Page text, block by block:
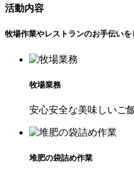
活動内容
牧場作業やレストランのお手伝いを
牧場業務
安心安全な美味しいご
堆肥の袋詰め作業